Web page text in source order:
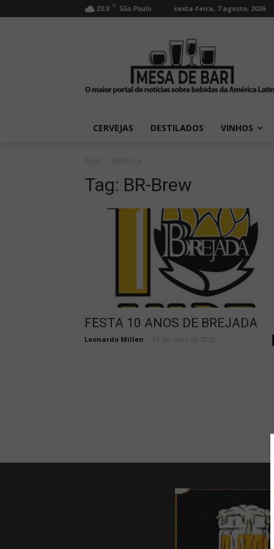
23.9 C São Paulo sexta-feira, 7 agosto, 2026
CERVEJAS DESTILADOS VINHOS
Tag: BR-Brew
FESTA 10 ANOS DE BREJADA
Leonardo Millen 21 de maio de 2022